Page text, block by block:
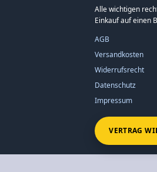
Alle wichtigen
Einkauf auf einen
AGB
Versandkosten
Widerrufsrecht
Datenschutz
Impressum
VERTRAG